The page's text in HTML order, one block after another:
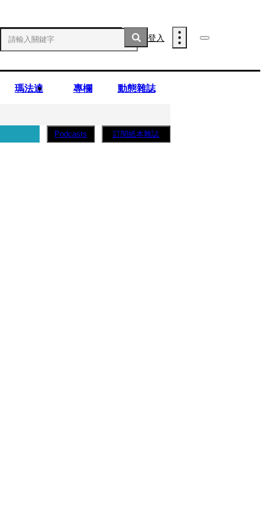
登入
瑪法達 專欄 動態雜誌
Podcasts 訂閱紙本雜誌